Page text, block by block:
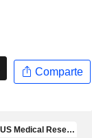
Comparte